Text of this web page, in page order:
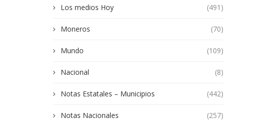
Los medios Hoy (491)
Moneros (70)
Mundo (109)
Nacional (8)
Notas Estatales – Municipios (442)
Notas Nacionales (257)